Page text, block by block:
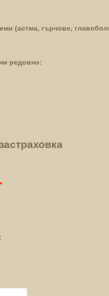
(астма, гърчове,
редовно:
*